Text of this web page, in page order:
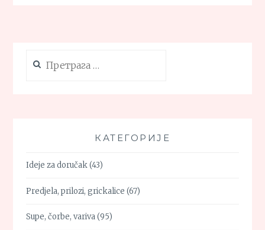
за:
КАТЕГОРИЈЕ
Ideje za doručak(43)
Predjela, prilozi, grickalice (67)
Supe, čorbe, variva(95)